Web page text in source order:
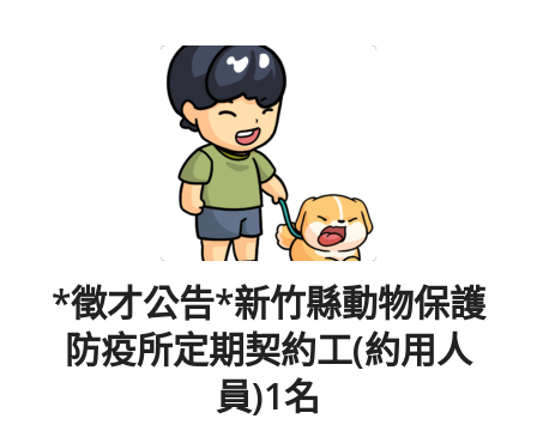
*徵才公告*新竹縣動物保護
防疫所定期契約工(約用人
員)1名